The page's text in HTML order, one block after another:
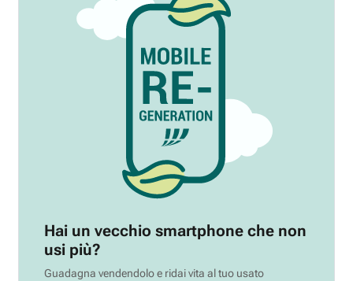
Hai un vecchio smartphone che non
usi più?
Guadagna vendendolo e ridai vita al tuo usato